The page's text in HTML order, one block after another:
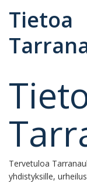
Tietoa
Tervetuloa
yhdistyksille,